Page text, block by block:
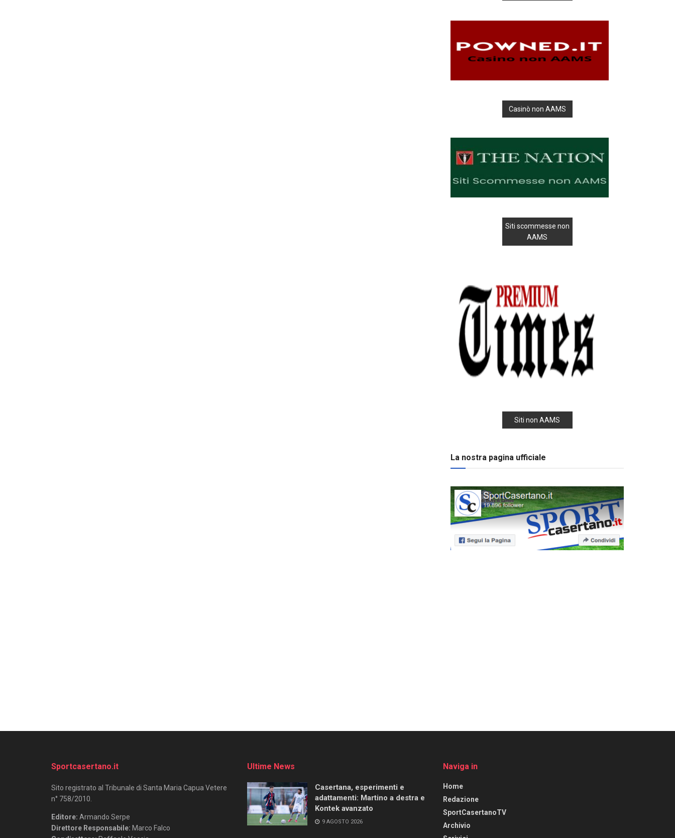
Casinò non AAMS
Siti scommesse non
AAMS
Siti non AAMS
La nostra pagina ufficiale
Sportcasertano.it
Sito registrato al Tribunale di Santa Maria Capua Vetere
n° 758/2010.
Editore: Armando Serpe
Direttore Responsabile: Marco Falco
Ultime News
Casertana, esperimenti e
adattamenti: Martino a destra e
Kontek avanzato
9 AGOSTO 2026
Naviga in
Home
Redazione
SportCasertanoTV
Archivio